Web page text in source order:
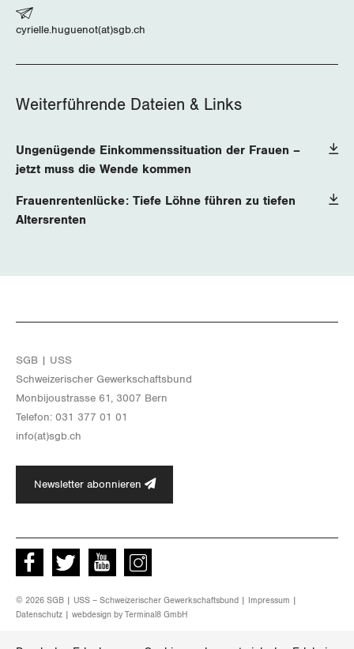
cyrielle.huguenot(at)sgb.ch
Weiterführende Dateien & Links
Ungenügende Einkommenssituation der Frauen –
jetzt muss die Wende kommen
Frauenrentenlücke: Tiefe Löhne führen zu tiefen
Altersrenten
SGB | USS
Schwei­ze­ri­scher Ge­werk­schafts­bund
Mon­bi­joustras­se 61, 3007 Bern
Te­le­fon: 031 377 01 01
info(at)​sgb.​ch
Newsletter abonnieren
Facebook Twitter Youtube instagram
© 2026 SGB | USS – Schweizerischer Gewerkschaftsbund | Impressum
Datenschutz | webdesign by Terminal8 GmbH